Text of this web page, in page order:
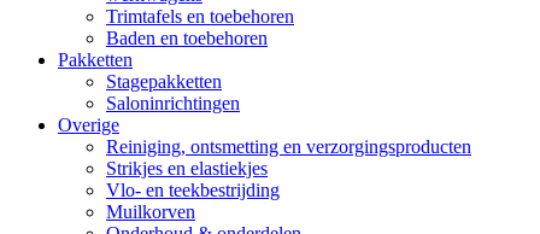
Trimtafels en toebehoren
Baden en toebehoren
Pakketten
Stagepakketten
Saloninrichtingen
Overige
Reiniging, ontsmetting en verzorgingsproducten
Strikjes en elastiekjes
Vlo- en teekbestrijding
Muilkorven